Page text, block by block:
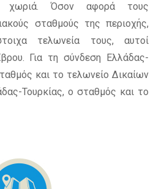
Όσον αφορά τους
σταθμούς της περιοχής,
τελωνεία τους, αυτοί
Για τη σύνδεση Ελλάδας-
και το τελωνείο Δικαίων
Τουρκίας, ο σταθμός και το